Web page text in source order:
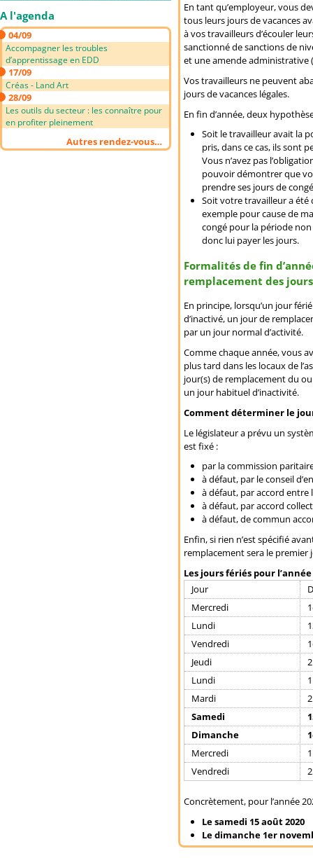
A l'agenda
04/09
Accompagner les troubles
d’apprentissage en EDD
17/09
Créas - Land Art
28/09
Les outils du secteur : les connaître pour
en profiter pleinement
Autres rendez-vous…
En tant qu’employeur, vous
tous leurs jours de vacances
à vos travailleurs d’écouler
sanctionné de sanctions de
et une amende administrative
Vos travailleurs ne peuvent
jours de vacances légales.
En fin d’année, deux
Soit le travailleur avait la
pris, dans ce cas, ils sont
Vous n’avez pas
pouvoir démontrer que
prendre ses jours de
Soit votre travailleur a été
exemple pour cause de
congé pour la période
donc lui payer les jours.
Formalités de fin
remplacement des
En principe, lorsqu’un jour
d’inactivé, un jour de
par un jour normal d’activité.
Comme chaque année, vous
plus tard dans les locaux de
jour(s) de remplacement du
un jour habituel d’inactivité.
Comment déterminer le
Le législateur a prévu un
est fixé :
par la commission
à défaut, par le conseil
à défaut, par accord entre
à défaut, par accord
à défaut, de commun
Enfin, si rien n’est spécifié
remplacement sera le premier
Les jours fériés pour
Jour
Mercredi
Lundi
Vendredi
Jeudi
Lundi
Mardi
Samedi
Dimanche
Mercredi
Vendredi
Concrètement, pour l’année
Le samedi 15 août 2020
Le dimanche 1er